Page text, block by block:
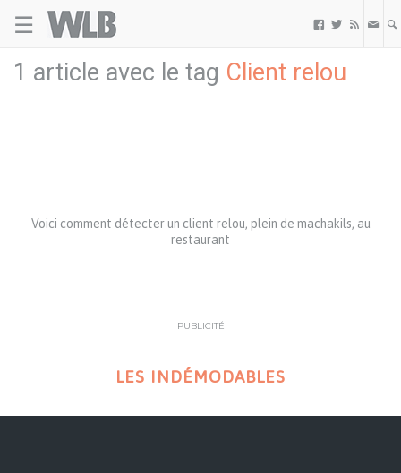
☰   
1 article avec le tag Client relou
Voici comment détecter un client relou, plein de machakils, au
restaurant
PUBLICITÉ
LES INDÉMODABLES